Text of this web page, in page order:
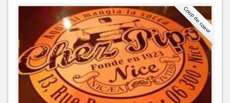
Coup de coeur